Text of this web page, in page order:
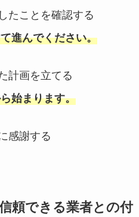
たことを確認する
進んでください。
計画を立てる
始まります。
感謝する
頼できる業者との付